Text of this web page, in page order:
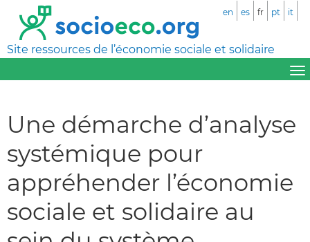
Site ressources de l’économie sociale et solidaire
en es fr pt it
Une démarche d’analyse
systémique pour
appréhender l’économie
sociale et solidaire au